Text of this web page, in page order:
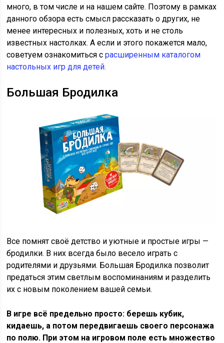
много, в том числе и на нашем сайте. Поэтому в рамках
данного обзора есть смысл рассказать о других, не
менее интересных и полезных, хоть и не столь
известных настолках. А если и этого покажется мало,
советуем ознакомиться срасширенным каталогом
настольных игр для детей.
Большая Бродилка
Все помнят своё детство и уютные и простые игры —
бродилки. В них всегда было весело играть с
родителями и друзьями. Большая Бродилка позволит
предаться этим светлым воспоминаниям и разделить
их с новым поколением вашей семьи.
В игре всё предельно просто: берешь кубик,
кидаешь, а потом передвигаешь своего персонажа
по полю. При этом на игровом поле есть множество